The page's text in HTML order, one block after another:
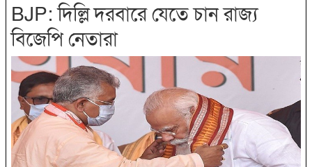
BJP: দিল্লি দরবারে যেতে চান রাজ্য
বিজেপি নেতারা